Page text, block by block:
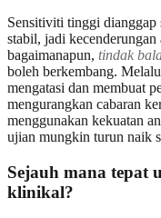
Sensitiviti tinggi dianggap
stabil, jadi
bagaimanapun, tindak
boleh berkembang.
mengatasi dan membuat
mengurangkan cabaran
menggunakan kekuatan
ujian mungkin turun naik
Sejauh mana tepat
klinikal?